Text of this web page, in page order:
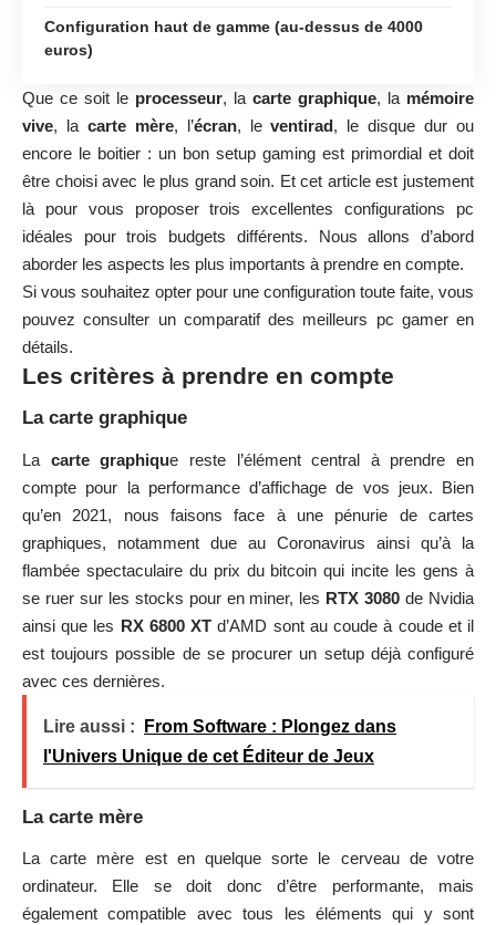
Configuration haut de gamme (au-dessus de 4000
euros)
Que ce soit le processeur, la carte graphique, la mémoire
vive, la carte mère, l’écran, leventirad, le disque dur ou
encore le boitier : un bon setup gaming est primordial et doit
être choisi avec le plus grand soin. Et cet article est justement
là pour vous proposer trois excellentes configurations pc
idéales pour trois budgets différents. Nous allons d’abord
aborder les aspects les plus importants à prendre en compte.
Si vous souhaitez opter pour une configuration toute faite, vous
pouvez consulter un comparatif des meilleurs pc gamer en
détails.
Les critères à prendre en compte
La carte graphique
La carte graphique reste l’élément central à prendre en
compte pour la performance d’affichage de vos jeux. Bien
qu’en 2021, nous faisons face à une pénurie de cartes
graphiques, notamment due au Coronavirus ainsi qu’à la
flambée spectaculaire du prix du bitcoin qui incite les gens à
se ruer sur les stocks pour en miner, les RTX 3080 de Nvidia
ainsi que les RX 6800 XT d’AMD sont au coude à coude et il
est toujours possible de se procurer un setup déjà configuré
avec ces dernières.
Lire aussi :
From Software : Plongez dans
l'Univers Unique de cet Éditeur de Jeux
La carte mère
La carte mère est en quelque sorte le cerveau de votre
ordinateur. Elle se doit donc d’être performante, mais
également compatible avec tous les éléments qui y sont